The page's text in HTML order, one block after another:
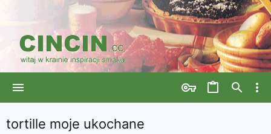
tortille moje ukochane